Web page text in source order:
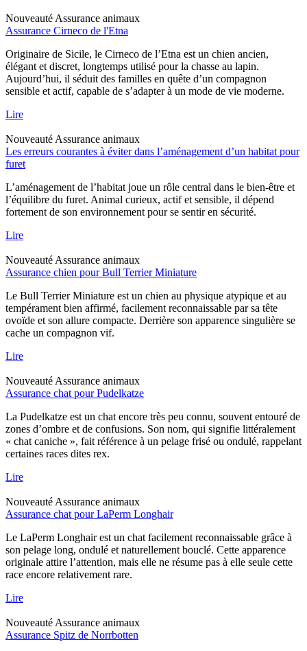
Nouveauté Assurance animaux
Assurance Cirneco de l'Etna
Originaire de Sicile, le Cirneco de l’Etna est un chien ancien,
élégant et discret, longtemps utilisé pour la chasse au lapin.
Aujourd’hui, il séduit des familles en quête d’un compagnon
sensible et actif, capable de s’adapter à un mode de vie moderne.
Lire
Nouveauté Assurance animaux
Les erreurs courantes à éviter dans l’aménagement d’un habitat pour
furet
L’aménagement de l’habitat joue un rôle central dans le bien-être et
l’équilibre du furet. Animal curieux, actif et sensible, il dépend
fortement de son environnement pour se sentir en sécurité.
Lire
Nouveauté Assurance animaux
Assurance chien pour Bull Terrier Miniature
Le Bull Terrier Miniature est un chien au physique atypique et au
tempérament bien affirmé, facilement reconnaissable par sa tête
ovoïde et son allure compacte. Derrière son apparence singulière se
cache un compagnon vif.
Lire
Nouveauté Assurance animaux
Assurance chat pour Pudelkatze
La Pudelkatze est un chat encore très peu connu, souvent entouré de
zones d’ombre et de confusions. Son nom, qui signifie littéralement
« chat caniche », fait référence à un pelage frisé ou ondulé, rappelant
certaines races dites rex.
Lire
Nouveauté Assurance animaux
Assurance chat pour LaPerm Longhair
Le LaPerm Longhair est un chat facilement reconnaissable grâce à
son pelage long, ondulé et naturellement bouclé. Cette apparence
originale attire l’attention, mais elle ne résume pas à elle seule cette
race encore relativement rare.
Lire
Nouveauté Assurance animaux
Assurance Spitz de Norrbotten